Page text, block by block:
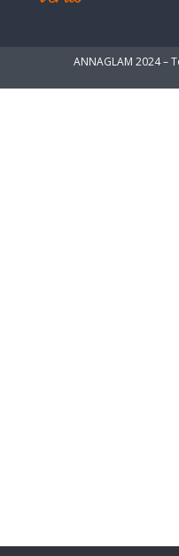
ANNAGLAM 2024 –